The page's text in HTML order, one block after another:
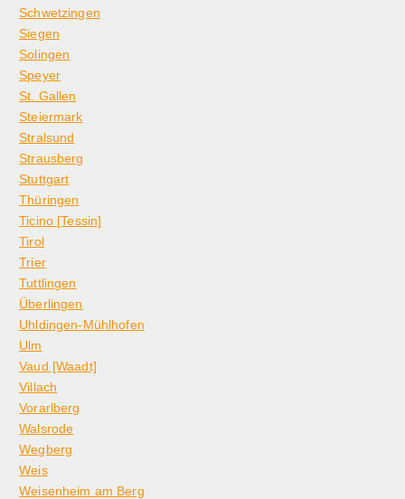
Schwetzingen
Siegen
Solingen
Speyer
St. Gallen
Steiermark
Stralsund
Strausberg
Stuttgart
Thüringen
Ticino [Tessin]
Tirol
Trier
Tuttlingen
Überlingen
Uhldingen-Mühlhofen
Ulm
Vaud [Waadt]
Villach
Vorarlberg
Walsrode
Wegberg
Weis
Weisenheim am Berg